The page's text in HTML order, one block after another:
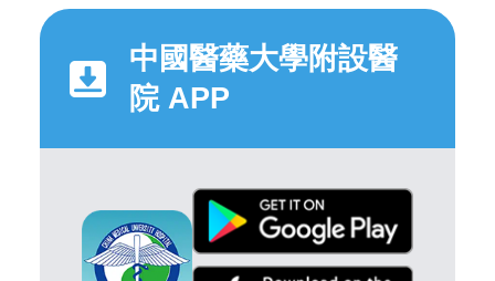
中國醫藥大學附設醫
院 APP